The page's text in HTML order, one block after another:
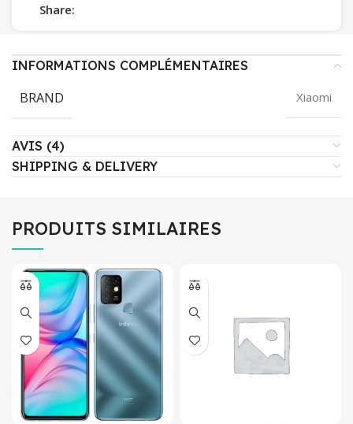
Share:
INFORMATIONS COMPLÉMENTAIRES
BRAND Xiaomi
AVIS (4)
SHIPPING & DELIVERY
PRODUITS SIMILAIRES